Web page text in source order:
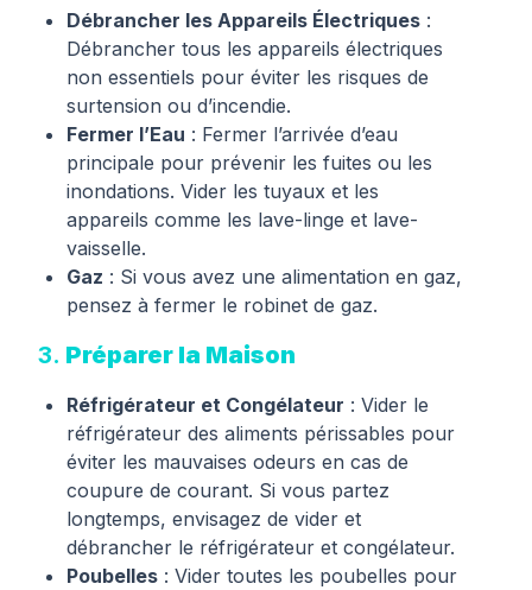
Débrancher les Appareils Électriques :
Débrancher tous les appareils électriques
non essentiels pour éviter les risques de
surtension ou d’incendie.
Fermer l’Eau : Fermer l’arrivée d’eau
principale pour prévenir les fuites ou les
inondations. Vider les tuyaux et les
appareils comme les lave-linge et lave-
vaisselle.
Gaz : Si vous avez une alimentation en gaz,
pensez à fermer le robinet de gaz.
3. Préparer la Maison
Réfrigérateur et Congélateur : Vider le
réfrigérateur des aliments périssables pour
éviter les mauvaises odeurs en cas de
coupure de courant. Si vous partez
longtemps, envisagez de vider et
débrancher le réfrigérateur et congélateur.
Poubelles : Vider toutes les poubelles pour